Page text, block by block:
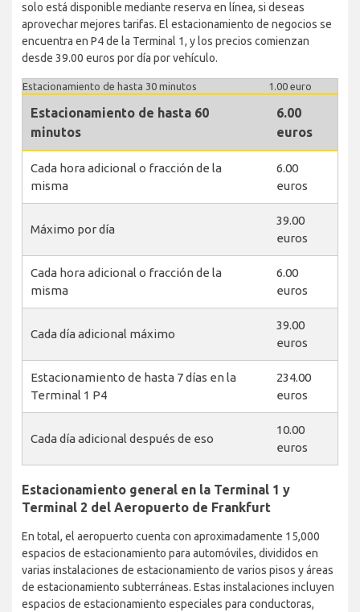
solo está disponible mediante reserva en línea, si deseas
aprovechar mejores tarifas. El estacionamiento de negocios se
encuentra en P4 de la Terminal 1, y los precios comienzan
desde 39.00 euros por día por vehículo.
Estacionamiento de hasta 30 minutos 1.00 euro
Estacionamiento de hasta 60
minutos
6.00
euros
Cada hora adicional o fracción de la
misma
6.00
euros
Máximo por día
39.00
euros
Cada hora adicional o fracción de la
misma
6.00
euros
Cada día adicional máximo
39.00
euros
Estacionamiento de hasta 7 días en la
Terminal 1 P4
234.00
euros
Cada día adicional después de eso
10.00
euros
Estacionamiento general en la Terminal 1 y
Terminal 2 del Aeropuerto de Frankfurt
En total, el aeropuerto cuenta con aproximadamente 15,000
espacios de estacionamiento para automóviles, divididos en
varias instalaciones de estacionamiento de varios pisos y áreas
de estacionamiento subterráneas. Estas instalaciones incluyen
espacios de estacionamiento especiales para conductoras,